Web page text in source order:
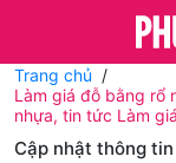
Trang chủ
Làm giá đỗ bằng rổ
nhựa, tin tức Làm
Cập nhật thông